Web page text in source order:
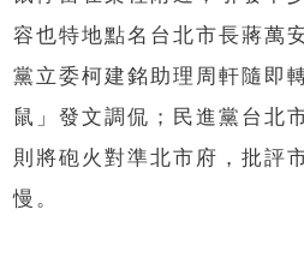
容也特地點名台北市長蔣萬
黨立委柯建銘助理周軒隨即
鼠」發文調侃；民進黨台北
則將砲火對準北市府，批評
慢。